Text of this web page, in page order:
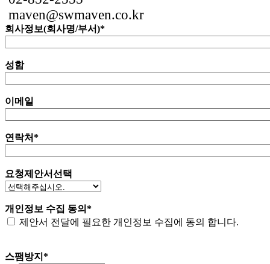
maven@swmaven.co.kr
회사정보(회사명/부서)*
성함
이메일
연락처*
요청제안서선택
개인정보 수집 동의 *
제안서 전달에 필요한 개인정보 수집에 동의 합니다.
스팸방지 *